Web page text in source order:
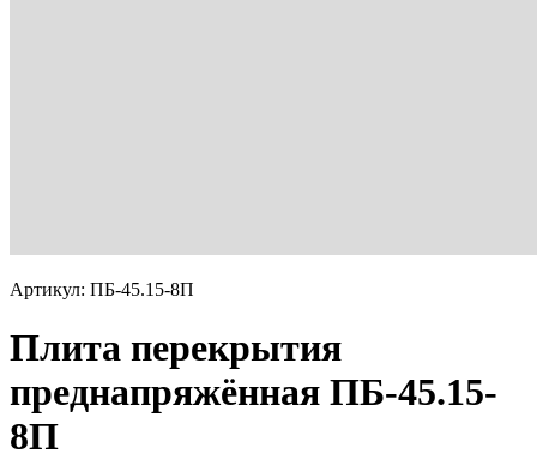
Артикул: ПБ-45.15-8П
Плита перекрытия
преднапряжённая ПБ-45.15-
8П